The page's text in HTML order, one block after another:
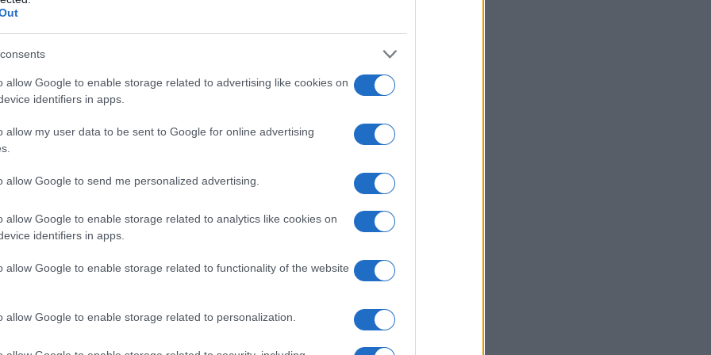
allow Google to enable storage related to advertising like cookies on
identifiers in apps.
allow my user data to be sent to Google for online advertising
allow Google to send me personalized advertising.
allow Google to enable storage related to analytics like cookies on
identifiers in apps.
allow Google to enable storage related to functionality of the website
allow Google to enable storage related to personalization.
στον χώρο της Διευθύνσεως
110, 115, 111, 116, 117 και 114 Πτέρυγες
Κατευθυνομένων Βλημάτων, «ως
των αποστολών τους στη
βραβεύθηκαν το Αεροπορικό Απόσπασμα
Ελέγχου και Προειδοποίησης για την
αποστολών στην περιοχή.», όπως
Νοσοκομείο Αεροπορίας και η Διεύθυνση
υψηλού επιπέδου υπηρεσιών υγείας»,
στο έργο της ΠΑ Αεροπορίας τιμήθηκε
ενώ σε όλη τη διάρκεια της
το πρόγραμμα με μουσικά έργα
σκηνή.
αεράμυνα — «Εφιάλτης» για το Κίεβο
οι ρωσικοί βαλλιστικοί πύραυλοι
ΤΟΥΡΚΙΑ
Τουρκικός Τύπος: Γιατί οι Τούρκοι
προτιμούν μαζικά τα ελληνικά νησιά —
τιμές
ΠΟΛΙΤΙΚΗ
07/08/26 - 19:43
Ισραηλινού πρέσβη Νόαμ Κατζ στην
07/08/26 - 19:29
«Εμφύλιος» στο κόμμα Καρυστιανού -